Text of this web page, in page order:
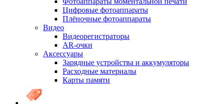
Цифровые фотоаппараты
Плёночные фотоаппараты
Видео
Видеорегистраторы
AR-очки
Аксессуары
Зарядные устройства и аккумуляторы
Расходные материалы
Карты памяти